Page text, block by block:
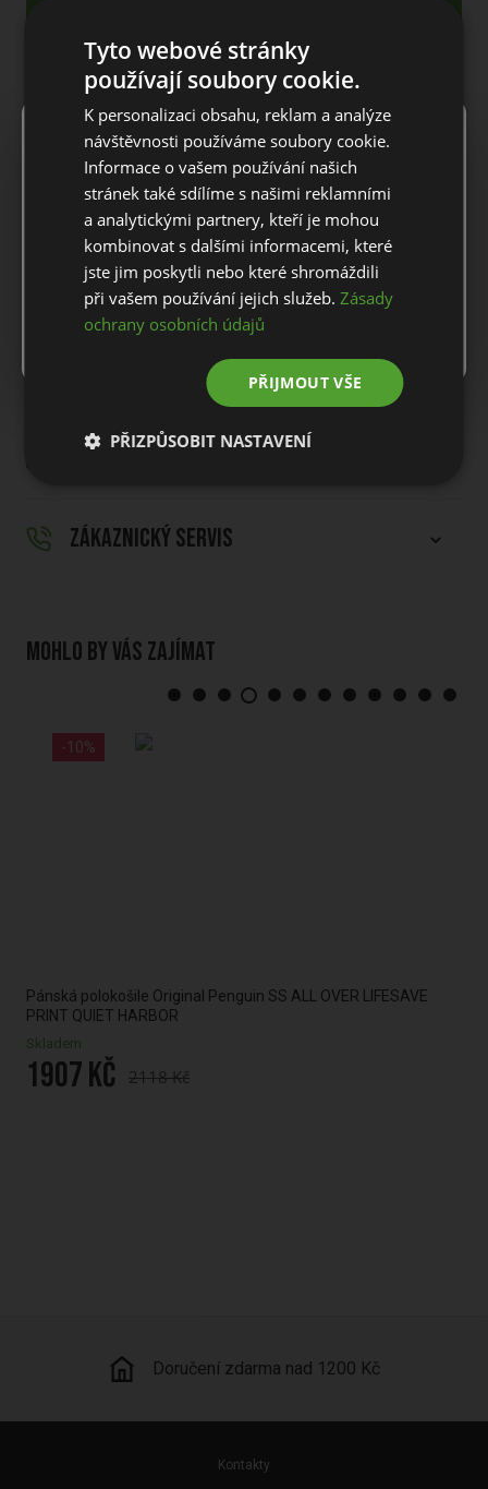
POPIS PRODUKTU
Pánská polokošile Original Penguin SS YD BOHEMIAN
JAQUARD BLOCKED.
Vyražte na hřiště stylově s touto originální pánskou golfovou
polokošilí Penguin. Dvojitá tkanina je hustá a odolná k
dlouhodobému nošení, zatímco přidaná pružnost vám umožní
pohybovat se pohodlně. Poutavý potisk dodá vašemu vzhledu
zvýšené vibrace, které snadno přejdou ze hřiště do klubovny.
Tato polokošile je vyrobena z recyklovaných materiálů.
DOPRAVA A VRÁCENÍ
ZÁKAZNICKÝ SERVIS
Mohlo by vás zajímat
-10%
Pánská polokošile Original Penguin SS ALL OVER LIFESAVE
PRINT QUIET HARBOR
Skladem
1907 Kč 2118 Kč
Doručení zdarma nad 1200 Kč
Kontakty
Notice
For European orders outside Slovakia and Czech Republic,
please use our European website.
Stay on this website
Go to European website
Tyto webové stránky
používají soubory cookie.
K personalizaci obsahu, reklam a analýze
návštěvnosti používáme soubory cookie.
Informace o vašem používání našich
stránek také sdílíme s našimi reklamními
a analytickými partnery, kteří je mohou
kombinovat s dalšími informacemi, které
jste jim poskytli nebo které shromáždili
při vašem používání jejich služeb.Zásady
ochrany osobních údajů
PŘIJMOUT VŠE
PŘIZPŮSOBIT NASTAVENÍ